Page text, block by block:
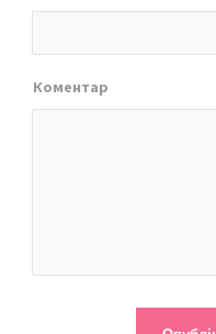
Коментар